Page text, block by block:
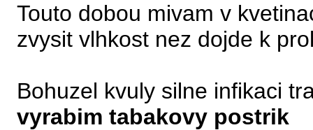
Touto dobou mivam v
zvysit vlhkost nez dojde k
Bohuzel kvuly silne infikaci
vyrabim tabakovy postrik